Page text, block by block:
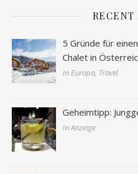
RECENT
5 Gründe für
Chalet in
In Europa, Travel
Geheimtipp:
In Anzeige